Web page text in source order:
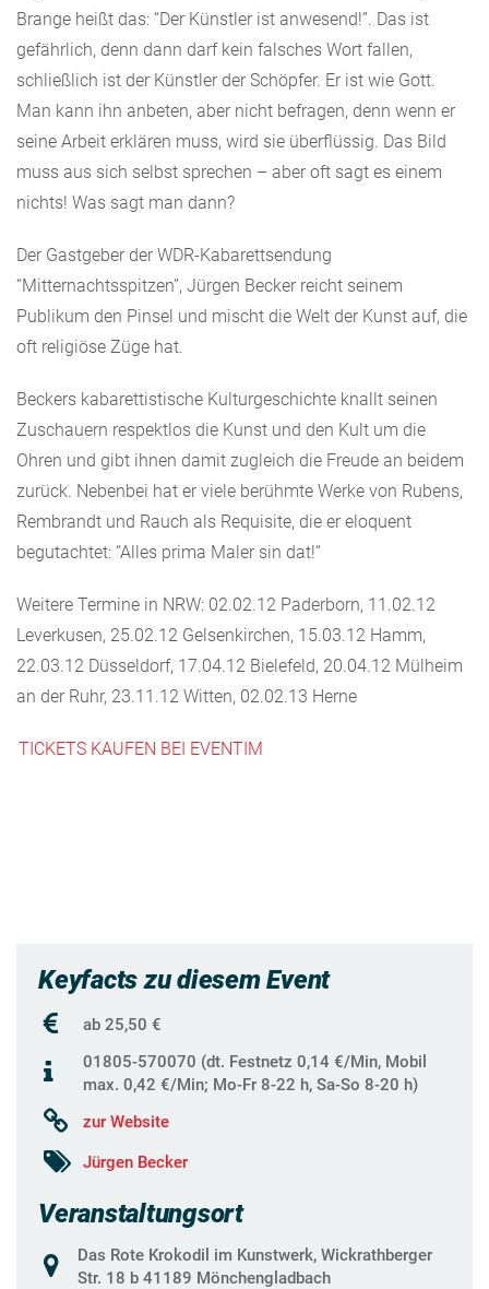
Brange heißt das: “Der Künstler ist anwesend!”. Das ist
gefährlich, denn dann darf kein falsches Wort fallen,
schließlich ist der Künstler der Schöpfer. Er ist wie Gott.
Man kann ihn anbeten, aber nicht befragen, denn wenn er
seine Arbeit erklären muss, wird sie überflüssig. Das Bild
muss aus sich selbst sprechen – aber oft sagt es einem
nichts! Was sagt man dann?
Der Gastgeber der WDR-Kabarettsendung
“Mitternachtsspitzen”, Jürgen Becker reicht seinem
Publikum den Pinsel und mischt die Welt der Kunst auf, die
oft religiöse Züge hat.
Beckers kabarettistische Kulturgeschichte knallt seinen
Zuschauern respektlos die Kunst und den Kult um die
Ohren und gibt ihnen damit zugleich die Freude an beidem
zurück. Nebenbei hat er viele berühmte Werke von Rubens,
Rembrandt und Rauch als Requisite, die er eloquent
begutachtet: “Alles prima Maler sin dat!“
Weitere Termine in NRW: 02.02.12 Paderborn, 11.02.12
Leverkusen, 25.02.12 Gelsenkirchen, 15.03.12 Hamm,
22.03.12 Düsseldorf, 17.04.12 Bielefeld, 20.04.12 Mülheim
an der Ruhr, 23.11.12 Witten, 02.02.13 Herne
TICKETS KAUFEN BEI EVENTIM
Keyfacts zu diesem Event
ab 25,50 €
01805-570070 (dt. Festnetz 0,14 €/Min, Mobil
max. 0,42 €/Min; Mo-Fr 8-22 h, Sa-So 8-20 h)
zur Website
Jürgen Becker
Veranstaltungsort
Das Rote Krokodil im Kunstwerk, Wickrathberger
Str. 18 b 41189 Mönchengladbach